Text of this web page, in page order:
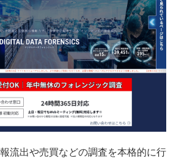
流出や売買などの調査を本格的に行